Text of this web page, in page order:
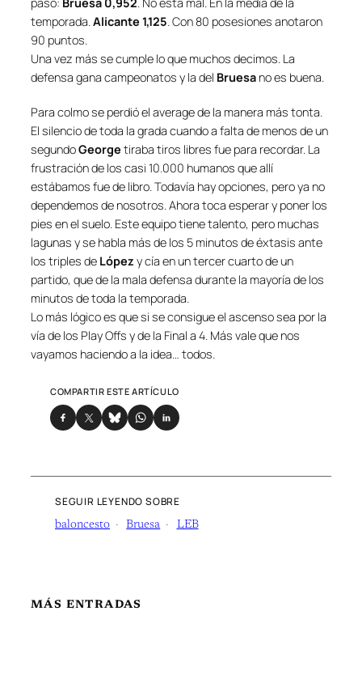
pasó: Bruesa 0,952. No está mal. En la media de la
temporada.Alicante 1,125. Con 80 posesiones anotaron
90 puntos.
Una vez más se cumple lo que muchos decimos. La
defensa gana campeonatos y la del Bruesa no es buena.
Para colmo se perdió el average de la manera más tonta.
El silencio de toda la grada cuando a falta de menos de un
segundoGeorge tiraba tiros libres fue para recordar. La
frustración de los casi 10.000 humanos que allí
estábamos fue de libro. Todavía hay opciones, pero ya no
dependemos de nosotros. Ahora toca esperar y poner los
pies en el suelo. Este equipo tiene talento, pero muchas
lagunas y se habla más de los 5 minutos de éxtasis ante
los triples de López y cía en un tercer cuarto de un
partido, que de la mala defensa durante la mayoría de los
minutos de toda la temporada.
Lo más lógico es que si se consigue el ascenso sea por la
vía de los Play Offs y de la Final a 4. Más vale que nos
vayamos haciendo a la idea… todos.
COMPARTIR ESTE ARTÍCULO
SEGUIR LEYENDO SOBRE
baloncesto Bruesa LEB
MÁS ENTRADAS